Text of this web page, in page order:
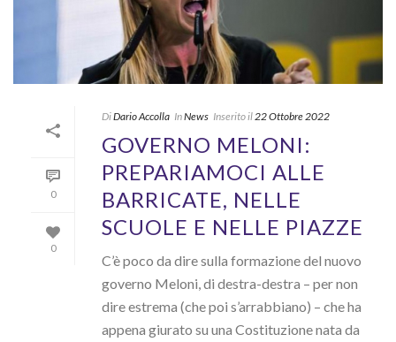
0
0
DiDario Accolla InNews Inserito il22 Ottobre 2022
GOVERNO MELONI:
PREPARIAMOCI ALLE
BARRICATE, NELLE
SCUOLE E NELLE PIAZZE
C’è poco da dire sulla formazione del nuovo
governo Meloni, di destra-destra – per non
dire estrema (che poi s’arrabbiano) – che ha
appena giurato su una Costituzione nata da